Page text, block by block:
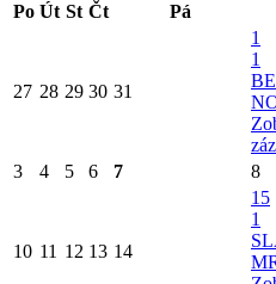
Po Út St Čt Pá
27 28 29 30 31
1
1
3
4 5 6 7 8
10 11 12 13 14
15
1